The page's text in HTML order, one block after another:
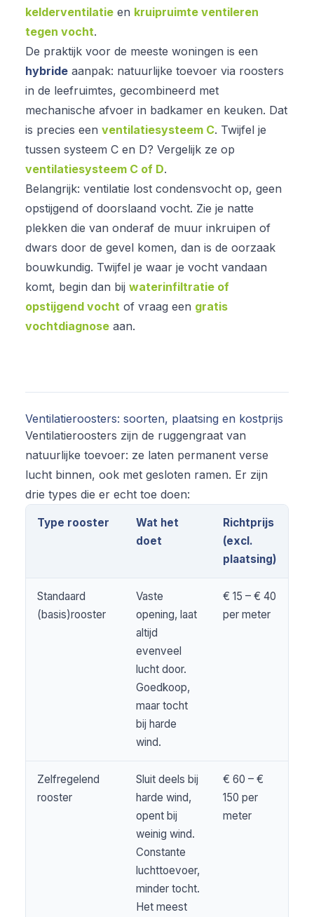
kelderventilatie en kruipruimte ventileren
tegen vocht.
De praktijk voor de meeste woningen is een
hybride aanpak: natuurlijke toevoer via roosters
in de leefruimtes, gecombineerd met
mechanische afvoer in badkamer en keuken. Dat
is precies een ventilatiesysteem C. Twijfel je
tussen systeem C en D? Vergelijk ze op
ventilatiesysteem C of D.
Belangrijk: ventilatie lost condensvocht op, geen
opstijgend of doorslaand vocht. Zie je natte
plekken die van onderaf de muur inkruipen of
dwars door de gevel komen, dan is de oorzaak
bouwkundig. Twijfel je waar je vocht vandaan
komt, begin dan bij waterinfiltratie of
opstijgend vocht of vraag een gratis
vochtdiagnose aan.
Ventilatieroosters: soorten, plaatsing en kostprijs
Ventilatieroosters zijn de ruggengraat van
natuurlijke toevoer: ze laten permanent verse
lucht binnen, ook met gesloten ramen. Er zijn
drie types die er echt toe doen:
Type rooster
Wat het
doet
Richtprijs
(excl.
plaatsing)
Standaard
(basis)rooster
Vaste
opening, laat
altijd
evenveel
lucht door.
Goedkoop,
maar tocht
bij harde
wind.
€ 15 – € 40
per meter
Zelfregelend
rooster
Sluit deels bij
harde wind,
opent bij
weinig wind.
Constante
luchttoevoer,
minder tocht.
Het meest
€ 60 – €
150 per
meter